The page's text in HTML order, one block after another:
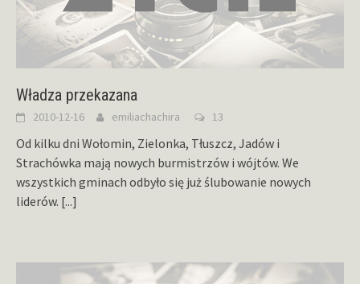
Władza przekazana
2010-12-16 emiliachachira 13
Od kilku dni Wołomin, Zielonka, Tłuszcz, Jadów i
Strachówka mają nowych burmistrzów i wójtów. We
wszystkich gminach odbyło się już ślubowanie nowych
liderów. [...]